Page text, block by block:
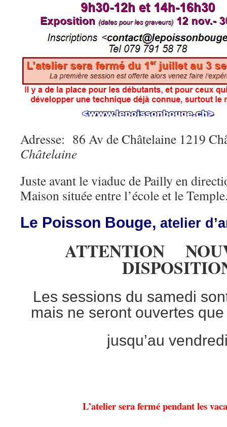
Adresse: 86 Av de Châtelaine
Châtelaine
Juste avant le viaduc de Pailly en
Maison située entre l’école et le
Le Poisson Bouge, atelier
ATTENTION
Les sessions du samedi
mais ne seront ouvertes
jusqu’au
L’atelier sera fermé pendant les